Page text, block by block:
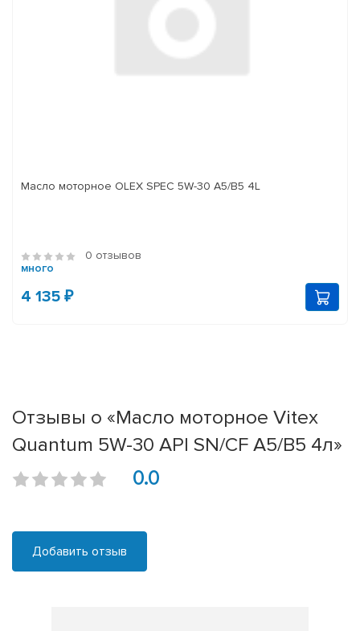
Масло моторное OLEX SPEC 5W-30 A5/B5 4L
0 отзывов
много
4 135 ₽
Отзывы о «Масло моторное Vitex
Quantum 5W-30 API SN/CF A5/B5 4л»
0.0
Добавить отзыв